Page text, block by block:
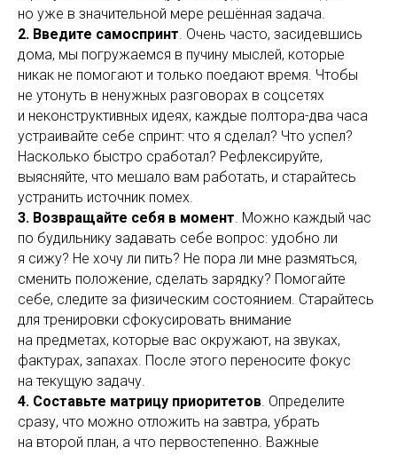
но уже в значительной мере решённая задача.
2. Введите самоспринт. Очень часто, засидевшись
дома, мы погружаемся в пучину мыслей, которые
никак не помогают и только поедают время. Чтобы
не утонуть в ненужных разговорах в соцсетях
и неконструктивных идеях, каждые полтора-два часа
устраивайте себе спринт: что я сделал? Что успел?
Насколько быстро сработал? Рефлексируйте,
выясняйте, что мешало вам работать, и старайтесь
устранить источник помех.
3. Возвращайте себя в момент. Можно каждый час
по будильнику задавать себе вопрос: удобно ли
я сижу? Не хочу ли пить? Не пора ли мне размяться,
сменить положение, сделать зарядку? Помогайте
себе, следите за физическим состоянием. Старайтесь
для тренировки сфокусировать внимание
на предметах, которые вас окружают, на звуках,
фактурах, запахах. После этого переносите фокус
на текущую задачу.
4. Составьте матрицу приоритетов. Определите
сразу, что можно отложить на завтра, убрать
на второй план, а что первостепенно. Важные